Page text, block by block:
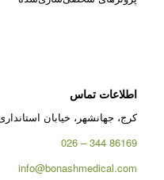
اطلاعات تماس
کرج، جهانشهر، خیابان
86169 344 – 026
info@bonashmedical.com